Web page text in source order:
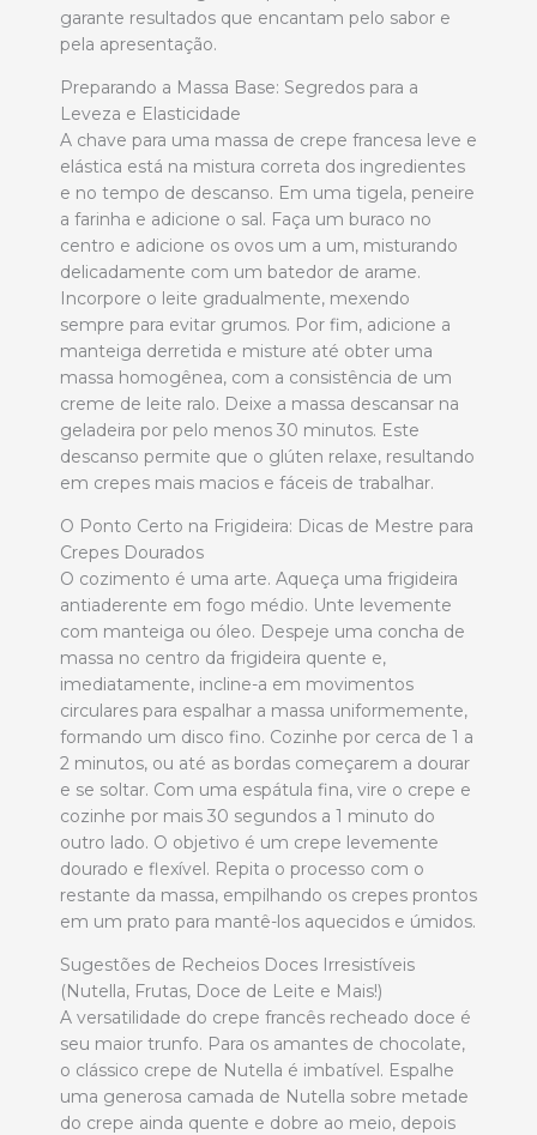
garante resultados que encantam pelo sabor e
pela apresentação.
Preparando a Massa Base: Segredos para a
Leveza e Elasticidade
A chave para uma massa de crepe francesa leve e
elástica está na mistura correta dos ingredientes
e no tempo de descanso. Em uma tigela, peneire
a farinha e adicione o sal. Faça um buraco no
centro e adicione os ovos um a um, misturando
delicadamente com um batedor de arame.
Incorpore o leite gradualmente, mexendo
sempre para evitar grumos. Por fim, adicione a
manteiga derretida e misture até obter uma
massa homogênea, com a consistência de um
creme de leite ralo. Deixe a massa descansar na
geladeira por pelo menos 30 minutos. Este
descanso permite que o glúten relaxe, resultando
em crepes mais macios e fáceis de trabalhar.
O Ponto Certo na Frigideira: Dicas de Mestre para
Crepes Dourados
O cozimento é uma arte. Aqueça uma frigideira
antiaderente em fogo médio. Unte levemente
com manteiga ou óleo. Despeje uma concha de
massa no centro da frigideira quente e,
imediatamente, incline-a em movimentos
circulares para espalhar a massa uniformemente,
formando um disco fino. Cozinhe por cerca de 1 a
2 minutos, ou até as bordas começarem a dourar
e se soltar. Com uma espátula fina, vire o crepe e
cozinhe por mais 30 segundos a 1 minuto do
outro lado. O objetivo é um crepe levemente
dourado e flexível. Repita o processo com o
restante da massa, empilhando os crepes prontos
em um prato para mantê-los aquecidos e úmidos.
Sugestões de Recheios Doces Irresistíveis
(Nutella, Frutas, Doce de Leite e Mais!)
A versatilidade do crepe francês recheado doce é
seu maior trunfo. Para os amantes de chocolate,
o clássico crepe de Nutella é imbatível. Espalhe
uma generosa camada de Nutella sobre metade
do crepe ainda quente e dobre ao meio, depois